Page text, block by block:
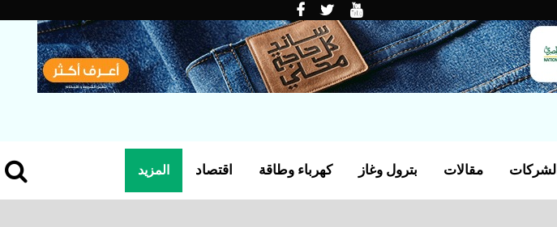
المزيد اقتصاد كهرباء وطاقة بترول وغاز مقالات الشركات